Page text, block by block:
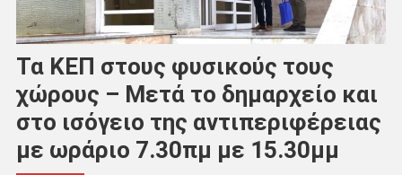
Τα ΚΕΠ στους φυσικούς τους
χώρους – Μετά το δημαρχείο και
στο ισόγειο της αντιπεριφέρειας
με ωράριο 7.30πμ με 15.30μμ